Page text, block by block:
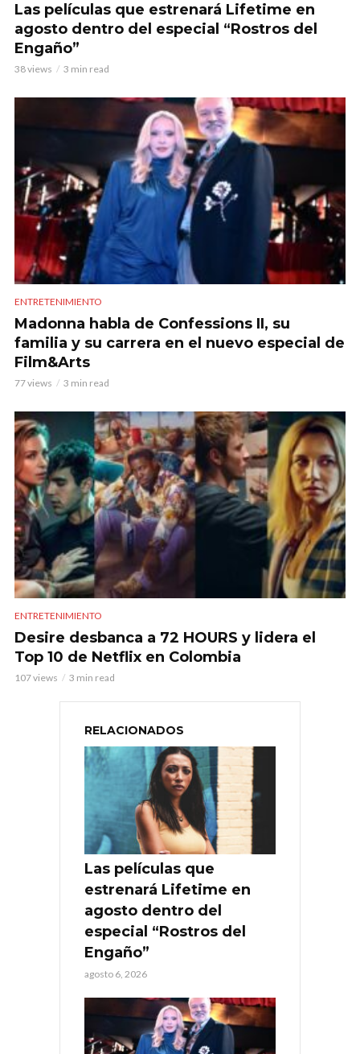
Las películas que estrenará Lifetime en
agosto dentro del especial “Rostros del
Engaño”
38 views 3 min read
ENTRETENIMIENTO
Madonna habla de Confessions II, su
familia y su carrera en el nuevo especial de
Film&Arts
77 views 3 min read
ENTRETENIMIENTO
Desire desbanca a 72 HOURS y lidera el
Top 10 de Netflix en Colombia
107 views 3 min read
RELACIONADOS
Las películas que
estrenará Lifetime en
agosto dentro del
especial “Rostros del
Engaño”
agosto 6, 2026